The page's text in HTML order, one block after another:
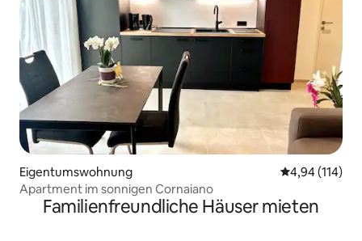
Eigentumswohnung
4,94 (114)
Apartment im sonnigen Cornaiano
Familienfreundliche Häuser mieten